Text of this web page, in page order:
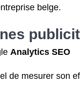
belge.
Analytics SEO
de mesurer son